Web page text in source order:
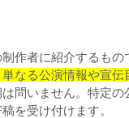
作者に紹介するもの
なる公演情報や宣
問いません。特定
を受け付けます。